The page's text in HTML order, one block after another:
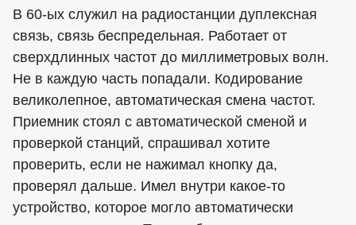
В 60-ых служил на радиостанции дуплексная
связь, связь беспредельная. Работает от
сверхдлинных частот до миллиметровых волн.
Не в каждую часть попадали. Кодирование
великолепное, автоматическая смена частот.
Приемник стоял с автоматической сменой и
проверкой станций, спрашивал хотите
проверить, если не нажимал кнопку да,
проверял дальше. Имел внутри какое-то
устройство, которое могло автоматически